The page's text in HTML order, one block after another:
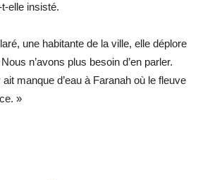
elle insisté.
une habitante de la ville, elle déplore
n’avons plus besoin d’en parler.
ait manque d’eau à Faranah où le fleuve
»